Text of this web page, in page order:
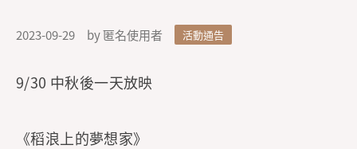
2023-09-29 by 匿名使用者 活動通告
9/30 中秋後一天放映
《稻浪上的夢想家》